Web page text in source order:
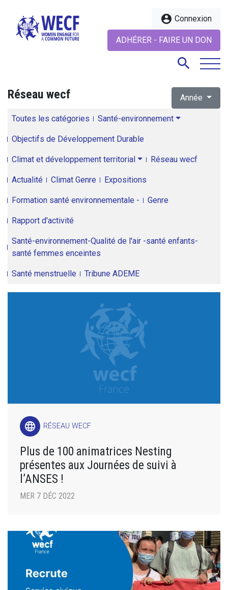
account_circle Connexion
ADHÉRER - FAIRE UN DON
search
Réseau wecf Année
Toutes les catégories Santé-environnement
Objectifs de Développement Durable
Climat et développement territorial Réseau wecf
Actualité Climat Genre Expositions
Formation santé environnementale - Genre
Rapport d'activité
Santé-environnement-Qualité de l'air -santé enfants-
santé femmes enceintes
Santé menstruelle Tribune ADEME
language RÉSEAU WECF
Plus de 100 animatrices Nesting
présentes aux Journées de suivi à
l’ANSES !
MER 7 DÉC 2022